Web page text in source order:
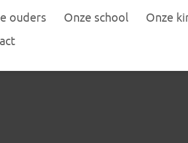
ouders Onze school Onze